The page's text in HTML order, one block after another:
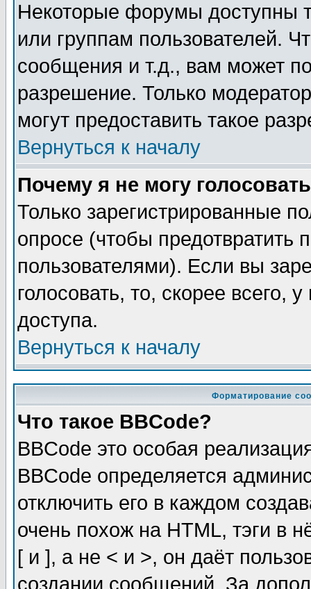
Некоторые форумы доступны
или группам пользователей.
сообщения и т.д., вам может
разрешение. Только
могут предоставить такое
Вернуться к началу
Почему я не могу
Только зарегистрированные
опросе (чтобы предотвратить
пользователями). Если вы
голосовать, то, скорее всего,
доступа.
Вернуться к началу
Форматирование
Что такое BBCode?
BBCode это особая
BBCode определяется
отключить его в каждом
очень похож на HTML, тэги в
[ и ], а не < и >, он даёт
создании сообщений. За